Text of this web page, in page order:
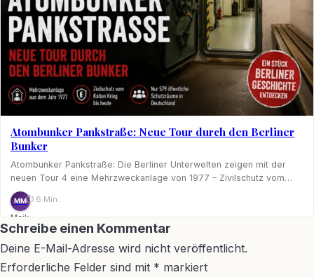
Atombunker Pankstraße: Neue Tour durch den Berliner
Bunker
Atombunker Pankstraße: Die Berliner Unterwelten zeigen mit der
neuen Tour 4 eine Mehrzweckanlage von 1977 – Zivilschutz vom…
MM
Maik
Möhring
⏱ 6 Min.
Schreibe einen Kommentar
Deine E-Mail-Adresse wird nicht veröffentlicht.
Erforderliche Felder sind mit * markiert